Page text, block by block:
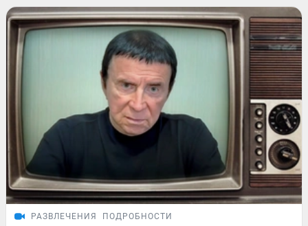
РАЗВЛЕЧЕНИЯ ПОДРОБНОСТИ